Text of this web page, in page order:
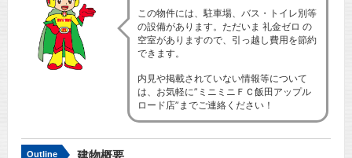
この物件には、駐車場、バス・トイレ別等
の設備があります。ただいま 礼金ゼロ の
空室がありますので、引っ越し費用を節約
できます。
内見や掲載されていない情報等について
は、お気軽に”ミニミニＦＣ飯田アップル
ロード店”までご連絡ください！
Outline 建物概要